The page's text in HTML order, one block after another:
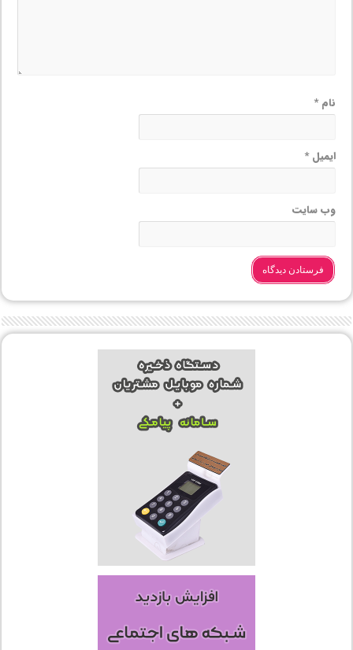
نام*
ایمیل*
وب‌ سایت